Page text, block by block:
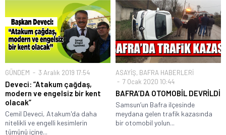
GÜNDEM 3 Aralık 2019 17:54
Deveci: “Atakum çağdaş,
modern ve engelsiz bir kent
olacak”
Cemil Deveci, Atakum'da daha
nitelikli ve engelli kesimlerin
tümünü içine...
ASAYİŞ, BAFRA HABERLERİ
7 Ocak 2020 10:44
BAFRA’DA OTOMOBİL DEVRİLDİ
Samsun’un Bafra ilçesinde
meydana gelen trafik kazasında
bir otomobil yolun...